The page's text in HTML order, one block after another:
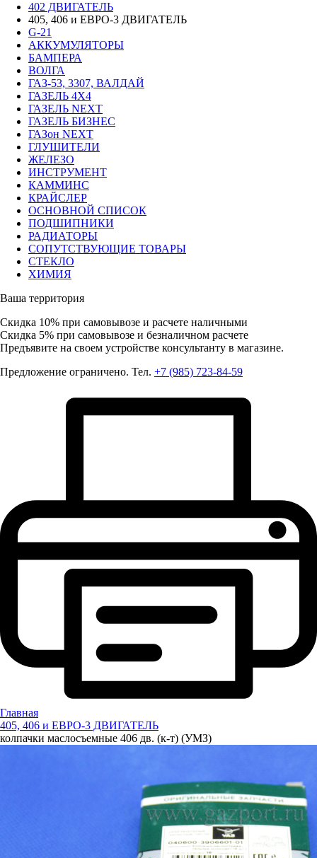
402 ДВИГАТЕЛЬ
405, 406 и ЕВРО-3 ДВИГАТЕЛЬ
G-21
АККУМУЛЯТОРЫ
БАМПЕРА
ВОЛГА
ГАЗ-53, 3307, ВАЛДАЙ
ГАЗЕЛЬ 4Х4
ГАЗЕЛЬ NEXT
ГАЗЕЛЬ БИЗНЕС
ГАЗон NEXT
ГЛУШИТЕЛИ
ЖЕЛЕЗО
ИНСТРУМЕНТ
КАММИНС
КРАЙСЛЕР
ОСНОВНОЙ СПИСОК
ПОДШИПНИКИ
РАДИАТОРЫ
СОПУТСТВУЮЩИЕ ТОВАРЫ
СТЕКЛО
ХИМИЯ
Ваша территория
Скидка 10% при самовывозе и расчете наличными
Скидка 5% при самовывозе и безналичном расчете
Предъявите на своем устройстве консультанту в магазине.
Предложение ограничено. Тел. +7 (985) 723-84-59
Главная
405, 406 и ЕВРО-3 ДВИГАТЕЛЬ
колпачки маслосъемные 406 дв. (к-т) (УМЗ)